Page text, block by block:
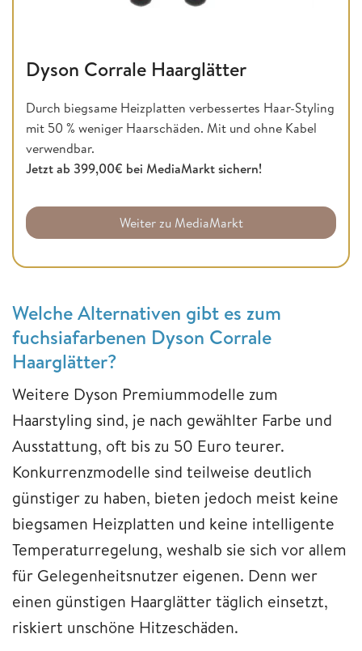
Dyson Corrale Haarglätter
Durch biegsame Heizplatten verbessertes Haar-Styling
mit 50 % weniger Haarschäden. Mit und ohne Kabel
verwendbar.
Jetzt ab 399,00€ bei MediaMarkt sichern!
Weiter zu MediaMarkt
Welche Alternativen gibt es zum
fuchsiafarbenen Dyson Corrale
Haarglätter?
Weitere Dyson Premiummodelle zum
Haarstyling sind, je nach gewählter Farbe und
Ausstattung, oft bis zu 50 Euro teurer.
Konkurrenzmodelle sind teilweise deutlich
günstiger zu haben, bieten jedoch meist keine
biegsamen Heizplatten und keine intelligente
Temperaturregelung, weshalb sie sich vor allem
für Gelegenheitsnutzer eigenen. Denn wer
einen günstigen Haarglätter täglich einsetzt,
riskiert unschöne Hitzeschäden.